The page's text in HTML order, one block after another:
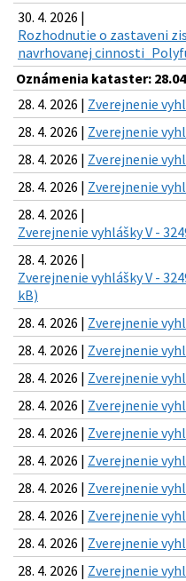
30. 4. 2026 |
Rozhodnutie o zastaveni
navrhovanej
Oznámenia kataster:
28. 4. 2026 | Zverejnenie
28. 4. 2026 | Zverejnenie
28. 4. 2026 | Zverejnenie
28. 4. 2026 | Zverejnenie
28. 4. 2026 |
Zverejnenie vyhlášky V -
28. 4. 2026 |
Zverejnenie vyhlášky V -
kB)
28. 4. 2026 | Zverejnenie
28. 4. 2026 | Zverejnenie
28. 4. 2026 | Zverejnenie
28. 4. 2026 | Zverejnenie
28. 4. 2026 | Zverejnenie
28. 4. 2026 | Zverejnenie
28. 4. 2026 | Zverejnenie
28. 4. 2026 | Zverejnenie
28. 4. 2026 | Zverejnenie
28. 4. 2026 | Zverejnenie